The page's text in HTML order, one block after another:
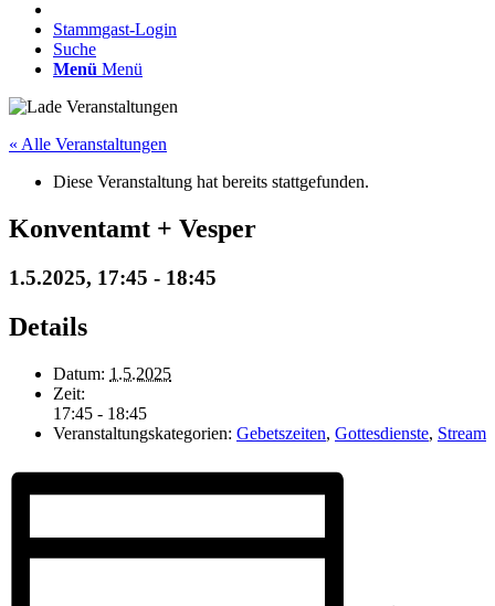
Stammgast-Login
Suche
Menü Menü
« Alle Veranstaltungen
Diese Veranstaltung hat bereits stattgefunden.
Konventamt + Vesper
1.5.2025, 17:45 - 18:45
Details
Datum: 1.5.2025
Zeit:
17:45 - 18:45
Veranstaltungskategorien: Gebetszeiten, Gottesdienste, Stream